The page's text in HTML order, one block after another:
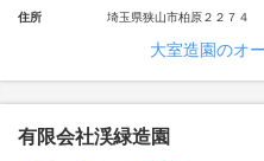
住所 埼玉県狭山市柏原２２７４
大室造園のオ
有限会社渓緑造園